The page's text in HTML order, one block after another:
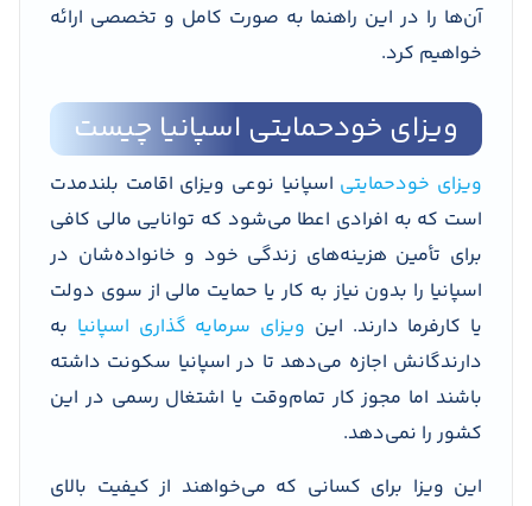
آن‌ها را در این راهنما به صورت کامل و تخصصی ارائه
خواهیم کرد.
ویزای خودحمایتی اسپانیا چیست
ویزای خودحمایتی اسپانیا نوعی ویزای اقامت بلندمدت
است که به افرادی اعطا می‌شود که توانایی مالی کافی
برای تأمین هزینه‌های زندگی خود و خانواده‌شان در
اسپانیا را بدون نیاز به کار یا حمایت مالی از سوی دولت
یا کارفرما دارند. این ویزای سرمایه گذاری اسپانیا به
دارندگانش اجازه می‌دهد تا در اسپانیا سکونت داشته
باشند اما مجوز کار تمام‌وقت یا اشتغال رسمی در این
کشور را نمی‌دهد.
این ویزا برای کسانی که می‌خواهند از کیفیت بالای